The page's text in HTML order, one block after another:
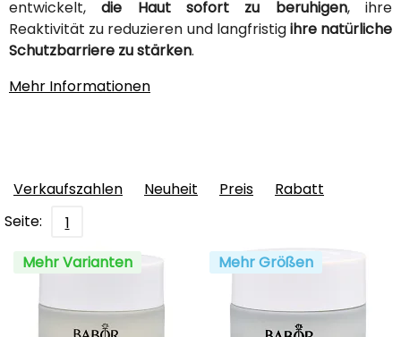
entwickelt,die Haut sofort zu beruhigen, ihre
Reaktivität zu reduzieren und langfristigihre natürliche
Schutzbarriere zu stärken.
Mehr Informationen
Verkaufszahlen Neuheit Preis
Rabatt
Seite:
1
Mehr Varianten
Mehr Größen